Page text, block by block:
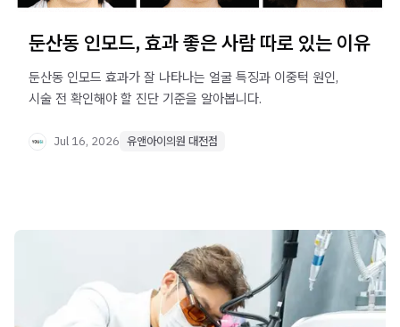
둔산동 인모드, 효과 좋은 사람 따로 있는 이유
둔산동 인모드 효과가 잘 나타나는 얼굴 특징과 이중턱 원인,
시술 전 확인해야 할 진단 기준을 알아봅니다.
Jul 16, 2026 유앤아이의원 대전점